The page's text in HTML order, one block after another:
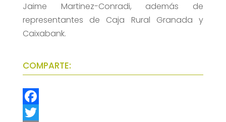
Jaime Martinez-Conradi, además de
representantes de Caja Rural Granada y
Caixabank.
COMPARTE:
F